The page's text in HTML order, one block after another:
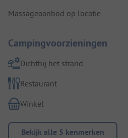
Massageaanbod op locatie.
Campingvoorzieningen
Dichtbij het strand
Restaurant
Winkel
Bekijk alle 5 kenmerken